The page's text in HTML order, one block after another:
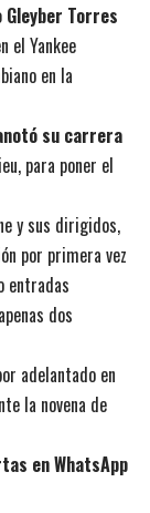
Torres
el Yankee
en la
su carrera
para poner el
y sus dirigidos,
por primera vez
entradas
dos
adelantado en
la novena de
en WhatsApp